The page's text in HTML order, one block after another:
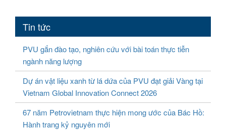
Tin tức
PVU gắn đào tạo, nghiên cứu với bài toán thực tiễn
ngành năng lượng
Dự án vật liệu xanh từ lá dứa của PVU đạt giải Vàng tại
Vietnam Global Innovation Connect 2026
67 năm Petrovietnam thực hiện mong ước của Bác Hồ:
Hành trang kỷ nguyên mới